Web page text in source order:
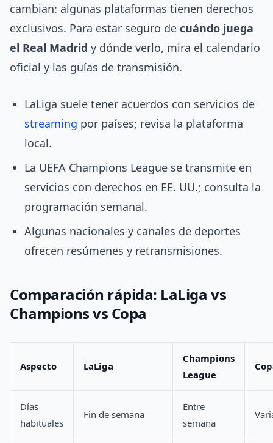
cambian: algunas plataformas tienen derechos
exclusivos. Para estar seguro de cuándo juega
el Real Madrid y dónde verlo, mira el calendario
oficial y las guías de transmisión.
LaLiga suele tener acuerdos con servicios de
streaming por países; revisa la plataforma
local.
La UEFA Champions League se transmite en
servicios con derechos en EE. UU.; consulta la
programación semanal.
Algunas nacionales y canales de deportes
ofrecen resúmenes y retransmisiones.
Comparación rápida: LaLiga vs
Champions vs Copa
Aspecto LaLiga
Champions
League
Días
habituales
Fin de semana
Entre
semana